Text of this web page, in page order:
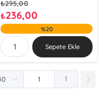
₺295,00
₺236,00
%20
Sepete Ekle
1